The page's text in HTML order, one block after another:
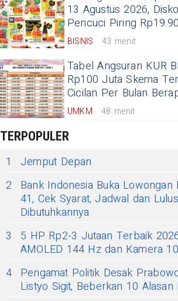
13 Agustus 2026,
Pencuci Piring
BISNIS 43 menit
Tabel Angsuran KUR
Rp100 Juta Skema
Cicilan Per Bulan
UMKM 48 menit
TERPOPULER
1
Jemput Depan
2
Bank Indonesia Buka Lowongan
41, Cek Syarat, Jadwal dan
Dibutuhkannya
3
5 HP Rp2-3 Jutaan Terbaik
AMOLED 144 Hz dan Kamera
4 Pengamat Politik Desak
Listyo Sigit, Beberkan 10 Alasan